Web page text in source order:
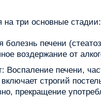
три основные стадии:
болезнь печени
воздержание от
Воспаление печени,
строгий
прекращение